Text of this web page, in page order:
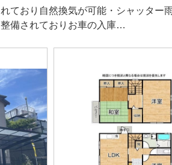
ており自然換気が可能・シャッター
備されておりお車の入庫…